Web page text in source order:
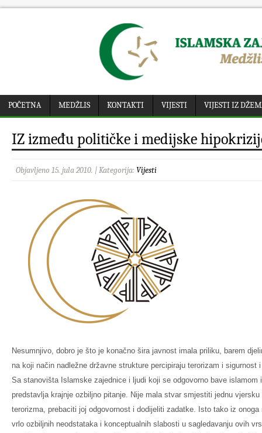
POČETNA MEDŽLIS KONTAKTI VIJESTI VIJESTI IZ
IZ između političke i medijske
Objavljeno 15. jula 2010. | Kategorija: Vijesti
Nesumnjivo, dobro je što je konačno šira javnost imala priliku, barem
na koji način nadležne državne strukture percipiraju terorizam i
Sa stanovišta Islamske zajednice i ljudi koji se odgovorno bave islamom
predstavlja krajnje ozbiljno pitanje. Nije mala stvar smjestiti jednu
terorizma, prebaciti joj odgovornost i dodijeliti zadatke. Isto tako iz
vrlo ozbiljnih neodstataka i konceptualnih slabosti u sagledavanju ovih